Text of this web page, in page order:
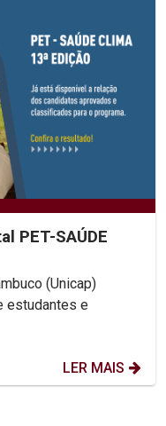
PET-SAÚDE
(Unicap)
estudantes e
LER MAIS